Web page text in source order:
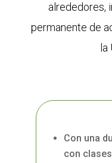
alrededores,
permanente de
Con una
con